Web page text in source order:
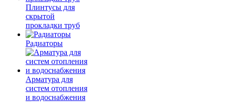
Плинтусы для
скрытой
прокладки труб
Радиаторы
Арматура для
систем отопления
и водоснабжения